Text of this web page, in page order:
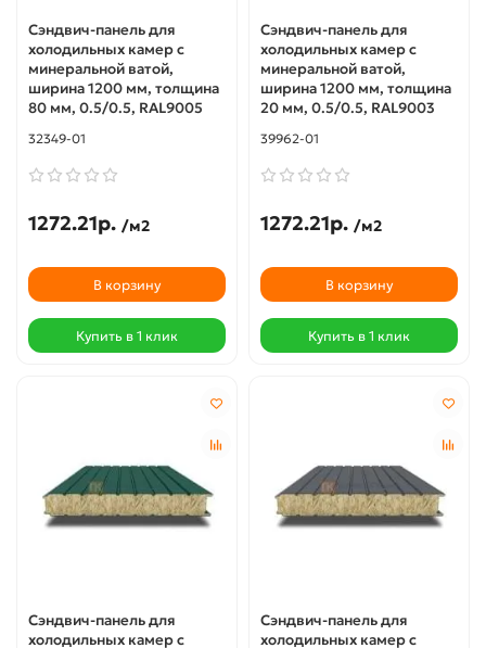
Сэндвич-панель для
холодильных камер с
минеральной ватой,
ширина 1200 мм, толщина
80 мм, 0.5/0.5, RAL9005
32349-01
1272.21р. /м2
В корзину
Купить в 1 клик
Сэндвич-панель для
холодильных камер с
минеральной ватой,
ширина 1200 мм, толщина
20 мм, 0.5/0.5, RAL9003
39962-01
1272.21р. /м2
В корзину
Купить в 1 клик
Сэндвич-панель для
холодильных камер с
Сэндвич-панель для
холодильных камер с